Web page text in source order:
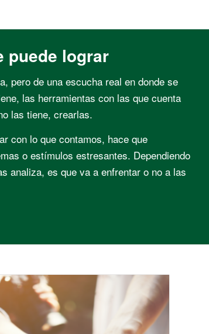
puede lograr
pero de una escucha real en donde se
las herramientas con las que cuenta
las tiene, crearlas.
con lo que contamos, hace que
o estímulos estresantes. Dependiendo
analiza, es que va a enfrentar o no a las